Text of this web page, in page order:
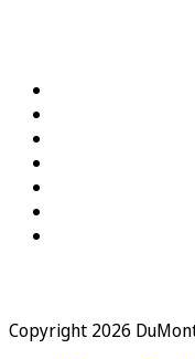
Copyright 2026